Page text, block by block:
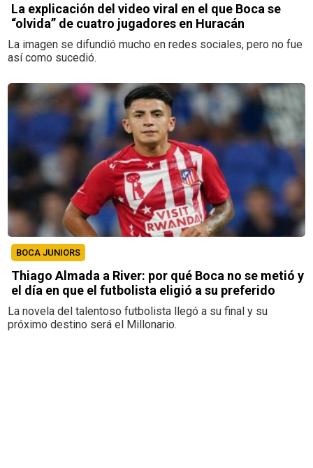
La explicación del video viral en el que Boca se
“olvida” de cuatro jugadores en Huracán
La imagen se difundió mucho en redes sociales, pero no fue
así como sucedió.
BOCA JUNIORS
Thiago Almada a River: por qué Boca no se metió y
el día en que el futbolista eligió a su preferido
La novela del talentoso futbolista llegó a su final y su
próximo destino será el Millonario.